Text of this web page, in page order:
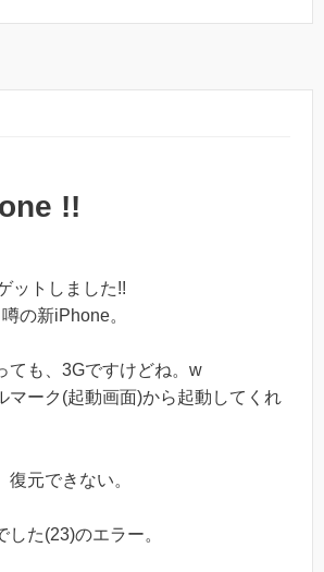
!!
ットしました!!
の新iPhone。
ても、3Gですけどね。w
マーク(起動画面)から起動してくれ
元できない。
た(23)のエラー。